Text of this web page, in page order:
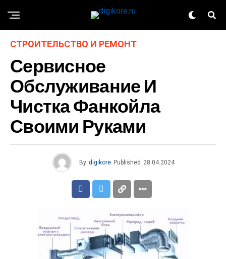
СТРОИТЕЛЬСТВО И РЕМОНТ
Сервисное
Обслуживание И
Чистка Фанкойла
Своими Руками
By digikore Published 28.04.2024